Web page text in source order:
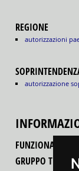
REGIONE
autorizzazioni
autorizzazione
FUNZIONALITÀ
GRUPPO